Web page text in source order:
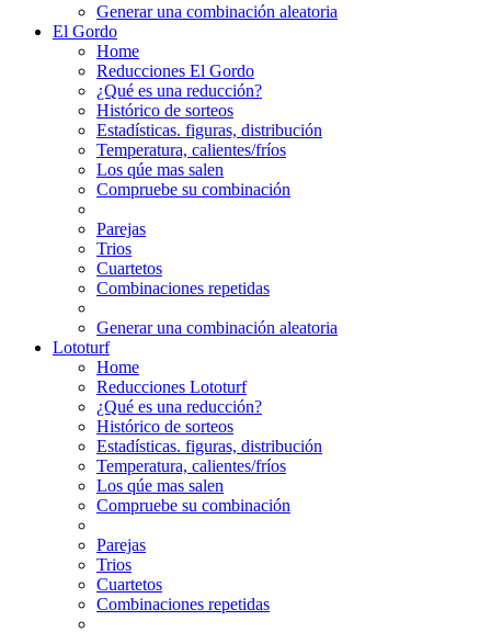
Generar una combinación aleatoria
El Gordo
Home
Reducciones El Gordo
¿Qué es una reducción?
Histórico de sorteos
Estadísticas. figuras, distribución
Temperatura, calientes/fríos
Los qúe mas salen
Compruebe su combinación
Parejas
Trios
Cuartetos
Combinaciones repetidas
Generar una combinación aleatoria
Lototurf
Home
Reducciones Lototurf
¿Qué es una reducción?
Histórico de sorteos
Estadísticas. figuras, distribución
Temperatura, calientes/fríos
Los qúe mas salen
Compruebe su combinación
Parejas
Trios
Cuartetos
Combinaciones repetidas